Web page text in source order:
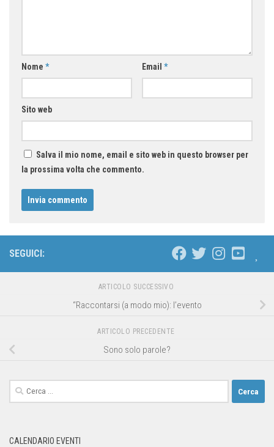
Nome * Email *
Sito web
Salva il mio nome, email e sito web in questo browser per
la prossima volta che commento.
SEGUICI:
ARTICOLO SUCCESSIVO
“Raccontarsi (a modo mio): l’evento
ARTICOLO PRECEDENTE
Sono solo parole?
CALENDARIO EVENTI